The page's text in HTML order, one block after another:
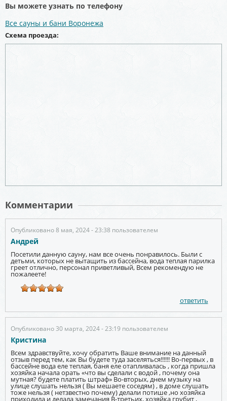
Вы можете узнать по телефону
Все сауны и бани Воронежа
Схема проезда:
Комментарии
Опубликовано 8 мая, 2024 - 23:38 пользователем
Андрей
Посетили данную сауну, нам все очень понравилось. Были с
детьми, которых не вытащить из бассейна, вода теплая парилка
греет отлично, персонал приветливый, Всем рекомендую не
пожалеете!
ответить
Опубликовано 30 марта, 2024 - 23:19 пользователем
Кристина
Всем здравствуйте, хочу обратить Ваше внимание на данный
отзыв перед тем, как Вы будете туда заселяться!!!!!! Во-первых , в
бассейне вода еле теплая, баня еле отапливалась , когда пришла
хозяйка начала орать «что вы сделали с водой , почему она
мутная? будете платить штраф» Во-вторых, днем музыку на
улице слушать нельзя ( Вы мешаете соседям) , в доме слушать
тоже нельзя ( нетзвестно почему) делали потише ,но хозяйка
приходила и делала замечания В-третьих, хозяйка грубит ,